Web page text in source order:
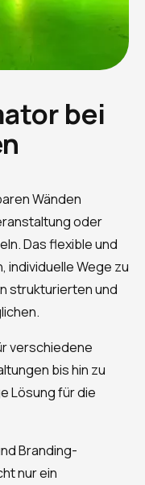
bei
Wänden
oder
Das flexible und
individuelle Wege zu
strukturierten und
verschiedene
bis hin zu
Lösung für die
Branding-
nur ein